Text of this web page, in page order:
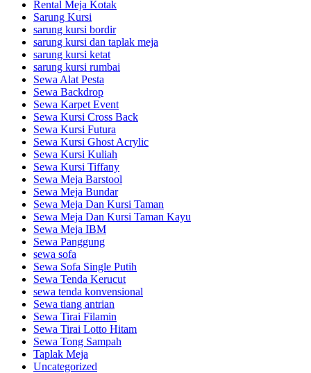
Rental Meja Kotak
Sarung Kursi
sarung kursi bordir
sarung kursi dan taplak meja
sarung kursi ketat
sarung kursi rumbai
Sewa Alat Pesta
Sewa Backdrop
Sewa Karpet Event
Sewa Kursi Cross Back
Sewa Kursi Futura
Sewa Kursi Ghost Acrylic
Sewa Kursi Kuliah
Sewa Kursi Tiffany
Sewa Meja Barstool
Sewa Meja Bundar
Sewa Meja Dan Kursi Taman
Sewa Meja Dan Kursi Taman Kayu
Sewa Meja IBM
Sewa Panggung
sewa sofa
Sewa Sofa Single Putih
Sewa Tenda Kerucut
sewa tenda konvensional
Sewa tiang antrian
Sewa Tirai Filamin
Sewa Tirai Lotto Hitam
Sewa Tong Sampah
Taplak Meja
Uncategorized